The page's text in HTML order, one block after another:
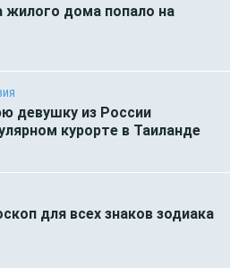
жилого дома попало на
девушку из России
курорте в Таиланде
для всех знаков зодиака